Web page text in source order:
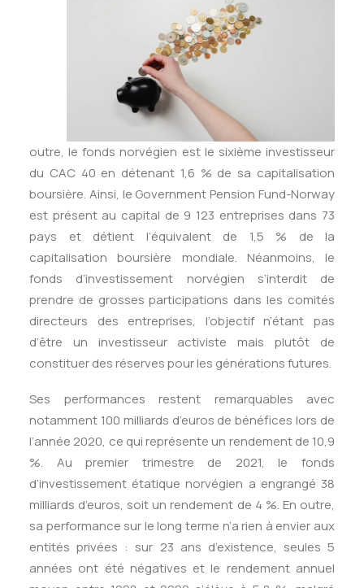
outre, le fonds norvégien est le sixième investisseur
du CAC 40 en détenant 1,6 % de sa capitalisation
boursière. Ainsi, le Government Pension Fund-Norway
est présent au capital de 9 123 entreprises dans 73
pays et détient l’équivalent de 1,5 % de la
capitalisation boursière mondiale. Néanmoins, le
fonds d’investissement norvégien s’interdit de
prendre de grosses participations dans les comités
directeurs des entreprises, l’objectif n’étant pas
d’être un investisseur activiste mais plutôt de
constituer des réserves pour les générations futures.
Ses performances restent remarquables avec
notamment 100 milliards d’euros de bénéfices lors de
l’année 2020, ce qui représente un rendement de 10,9
%. Au premier trimestre de 2021, le fonds
d’investissement étatique norvégien a engrangé 38
milliards d’euros, soit un rendement de 4 %. En outre,
sa performance sur le long terme n’a rien à envier aux
entités privées : sur 23 ans d’existence, seules 5
années ont été négatives et le rendement annuel